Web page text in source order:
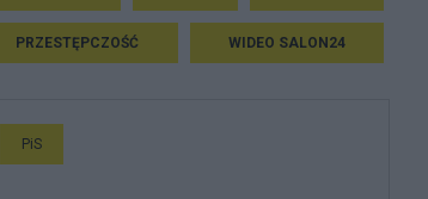
PRZESTĘPCZOŚĆ WIDEO SALON24
PiS